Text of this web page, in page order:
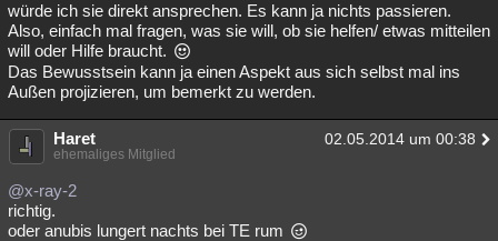
würde ich sie direkt ansprechen. Es kann ja nichts passieren.
Also, einfach mal fragen, was sie will, ob sie helfen/ etwas mitteilen
will oder Hilfe braucht.
Das Bewusstsein kann ja einen Aspekt aus sich selbst mal ins
Außen projizieren, um bemerkt zu werden.
Haret 02.05.2014 um 00:38
ehemaliges Mitglied
@x-ray-2
richtig.
oder anubis lungert nachts bei TE rum